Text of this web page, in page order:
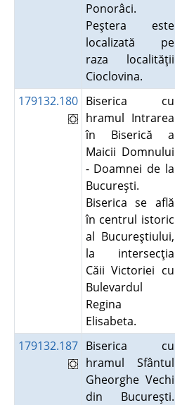
Ponorâci.
Peştera este
localizată pe
raza localităţii
Cioclovina.
179132.180 Biserica cu
hramul Intrarea
în Biserică a
Maicii Domnului
- Doamnei de la
Bucureşti.
Biserica se află
în centrul istoric
al Bucureştiului,
la intersecţia
Căii Victoriei cu
Bulevardul
Regina
Elisabeta.
179132.187 Biserica cu
hramul Sfântul
Gheorghe Vechi
din Bucureşti.